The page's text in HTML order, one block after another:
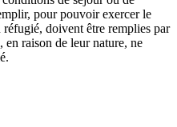
pour pouvoir exercer le
réfugié, doivent être remplies par
raison de leur nature, ne